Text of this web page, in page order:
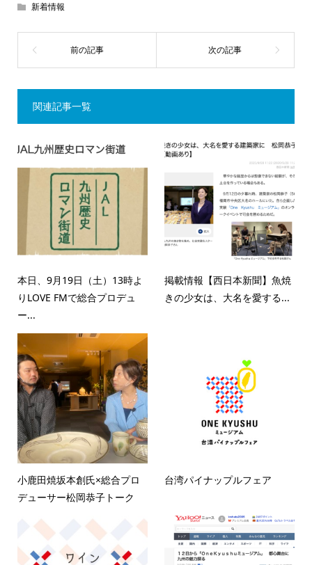
新着情報
関連記事一覧
本日、9月19日（土）13時よ
りLOVE FMで総合プロデュ
ー...
掲載情報【西日本新聞】魚焼
きの少女は、大名を愛する...
小鹿田焼坂本創氏×総合プロ
デューサー松岡恭子トーク
台湾パイナップルフェア